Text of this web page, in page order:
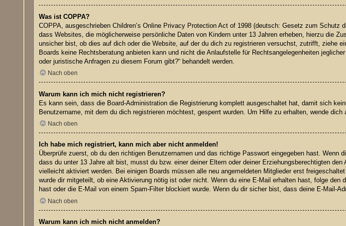
Was ist COPPA?
COPPA, ausgeschrieben Children’s Online Privacy Protection Act of 1998 (deutsch: Gesetz zum
dass Websites, die möglicherweise persönliche Daten von Kindern unter 13 Jahren erheben, hierzu die
unsicher bist, ob dies auf dich oder die Website, auf der du dich zu registrieren versuchst, zutrifft, ziehe
Boards keine Rechtsberatung anbieten kann und nicht die Anlaufstelle für Rechtsangelegenheiten
oder juristische Anfragen zu diesem Forum gibt?“ behandelt werden.
Nach oben
Warum kann ich mich nicht registrieren?
Es kann sein, dass die Board-Administration die Registrierung komplett ausgeschaltet hat, damit sich
Benutzername, mit dem du dich registrieren möchtest, gesperrt wurden. Um Hilfe zu erhalten, wende dich
Nach oben
Ich habe mich registriert, kann mich aber nicht anmelden!
Überprüfe zuerst, ob du den richtigen Benutzernamen und das richtige Passwort eingegeben hast.
dass du unter 13 Jahre alt bist, musst du bzw. einer deiner Eltern oder deiner Erziehungsberechtigten
vielleicht aktiviert werden. Bei einigen Boards müssen alle neu angemeldeten Mitglieder erst
wurde dir mitgeteilt, ob eine Aktivierung nötig ist oder nicht. Wenn du eine E-Mail erhalten hast, folge
hast oder die E-Mail von einem Spam-Filter blockiert wurde. Wenn du dir sicher bist, dass deine E-Mail-
Nach oben
Warum kann ich mich nicht anmelden?